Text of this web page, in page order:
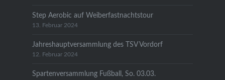
Step Aerobic auf Weiberfastnachtstour
13. Februar 2024
Jahreshauptversammlung des TSV Vordorf
12. Februar 2024
Spartenversammlung Fußball, So. 03.03.